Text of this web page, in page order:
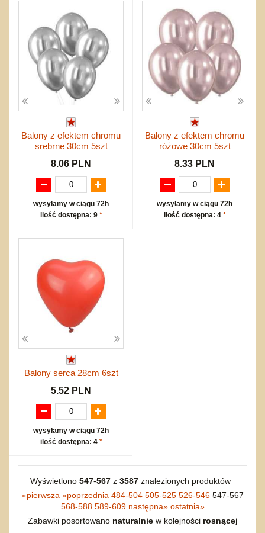
Balony z efektem chromu
srebrne 30cm 5szt
8.06 PLN
wysyłamy w ciągu 72h
ilość dostępna: 9 *
Balony z efektem chromu
różowe 30cm 5szt
8.33 PLN
wysyłamy w ciągu 72h
ilość dostępna: 4 *
Balony serca 28cm 6szt
5.52 PLN
wysyłamy w ciągu 72h
ilość dostępna: 4 *
Wyświetlono 547-567z 3587znalezionych produktów
«pierwsza «poprzednia 484-504 505-525 526-546 547-567
568-588 589-609 następna» ostatnia»
Zabawki posortowano naturalniew kolejności rosnącej